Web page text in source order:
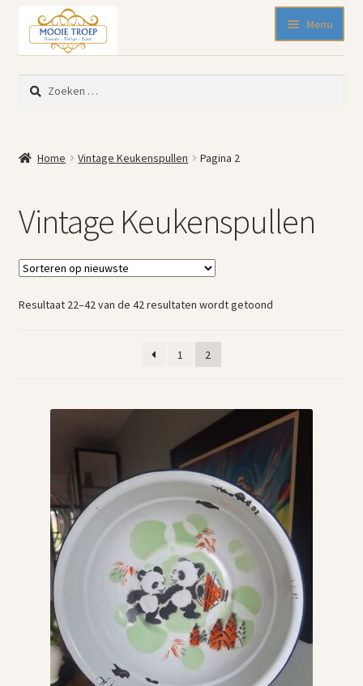
door
naar
navigatie
naar
de
inhoud
Menu
Nieuw binnen
Blikken
Keukenspullen
Kleine meubelen
Muurdecoratie
Woonaccessoires
Kerst
Zoeken
naar:
Home Vintage Keukenspullen Pagina 2
Vintage Keukenspullen
Resultaat 22–42 van de 42 resultaten wordt getoondGesorteerd
1
2